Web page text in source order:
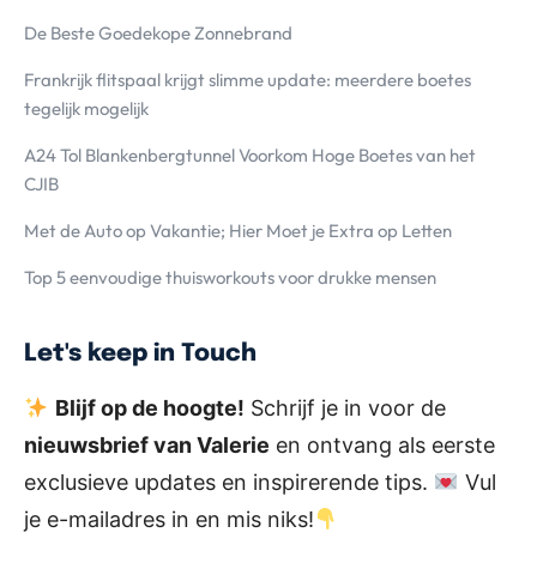
De Beste Goedekope Zonnebrand
Frankrijk flitspaal krijgt slimme update: meerdere boetes
tegelijk mogelijk
A24 Tol Blankenbergtunnel Voorkom Hoge Boetes van het
CJIB
Met de Auto op Vakantie; Hier Moet je Extra op Letten
Top 5 eenvoudige thuisworkouts voor drukke mensen
Let's keep in Touch
Blijf op de hoogte! Schrijf je in voor de
nieuwsbrief van Valerie en ontvang als eerste
exclusieve updates en inspirerende tips.
Vul
je e-mailadres in en mis niks!